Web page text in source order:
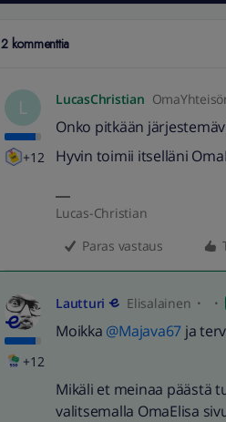
2 kommenttia
L
+12
LucasChristian
Onko pitkään
Hyvin toimii itselläni
Lucas-Christian
Paras vastaus
+12
Lautturi Elisalainen
Moikka @Majava67 ja
Mikäli et meinaa päästä
valitsemalla OmaElisa